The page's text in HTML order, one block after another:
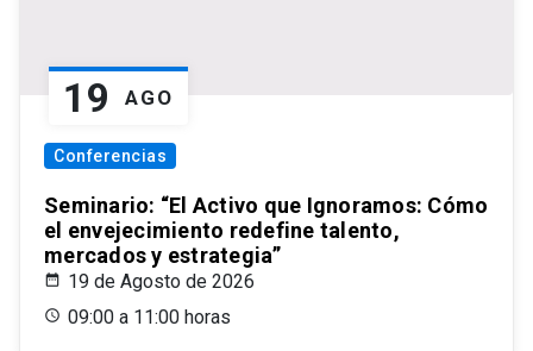
19 AGO
Conferencias
Seminario: “El Activo que Ignoramos: Cómo
el envejecimiento redefine talento,
mercados y estrategia”
19 de Agosto de 2026
09:00 a 11:00 horas